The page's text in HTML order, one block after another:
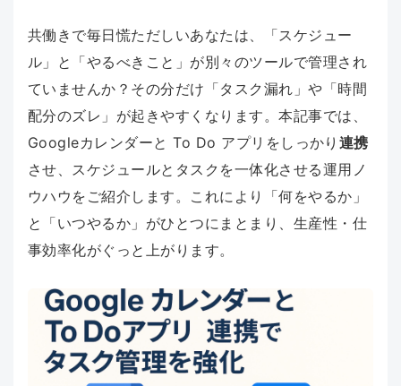
共働きで毎日慌ただしいあなたは、「スケジュー
ル」と「やるべきこと」が別々のツールで管理され
ていませんか？その分だけ「タスク漏れ」や「時間
配分のズレ」が起きやすくなります。本記事では、
Googleカレンダーと To Do アプリをしっかり 連携
させ、スケジュールとタスクを一体化させる運用ノ
ウハウをご紹介します。これにより「何をやるか」
と「いつやるか」がひとつにまとまり、生産性・仕
事効率化がぐっと上がります。